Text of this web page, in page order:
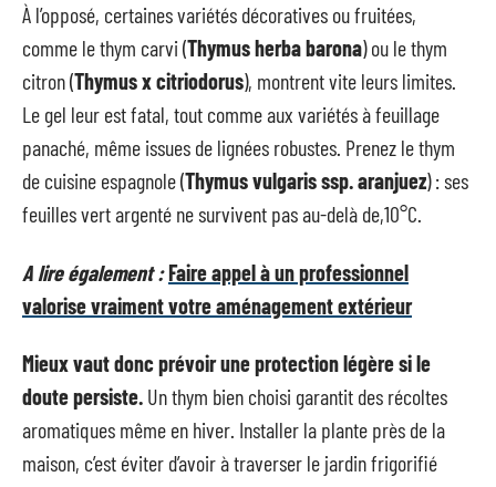
À l’opposé, certaines variétés décoratives ou fruitées,
comme le thym carvi (Thymus herba barona) ou le thym
citron (Thymus x citriodorus), montrent vite leurs limites.
Le gel leur est fatal, tout comme aux variétés à feuillage
panaché, même issues de lignées robustes. Prenez le thym
de cuisine espagnole (Thymus vulgaris ssp. aranjuez) : ses
feuilles vert argenté ne survivent pas au-delà de,10°C.
A lire également :Faire appel à un professionnel
valorise vraiment votre aménagement extérieur
Mieux vaut donc prévoir une protection légère si le
doute persiste. Un thym bien choisi garantit des récoltes
aromatiques même en hiver. Installer la plante près de la
maison, c’est éviter d’avoir à traverser le jardin frigorifié